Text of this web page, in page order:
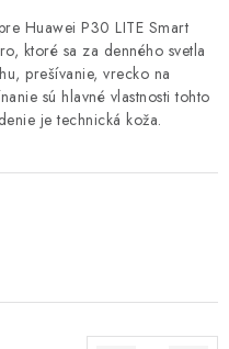
A PC
Huawei P30 LITE Smart
ktoré sa za denného svetla
prešívanie, vrecko na
sú hlavné vlastnosti tohto
je technická koža.